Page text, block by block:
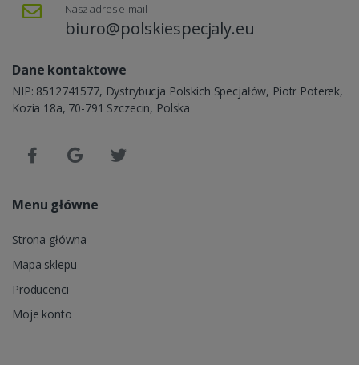
Nasz adres e-mail
biuro@polskiespecjaly.eu
Dane kontaktowe
NIP: 8512741577, Dystrybucja Polskich Specjałów, Piotr Poterek,
Kozia 18a, 70-791 Szczecin, Polska
Menu główne
Strona główna
Mapa sklepu
Producenci
Moje konto